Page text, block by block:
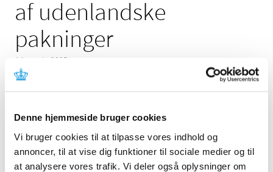
Denne hjemmeside bruger cookies
Vi bruger cookies til at tilpasse vores indhold og
annoncer, til at vise dig funktioner til sociale medier og til
at analysere vores trafik. Vi deler også oplysninger om
af udenlandske
pakninger
14. marts 2025
Lægemiddelstyrelsen har givet ny tilladelse til ordination
og udlevering af udenlandsk lægemiddel indeholdende
mebendazol efter lægemiddellovens § 29, stk. 2: